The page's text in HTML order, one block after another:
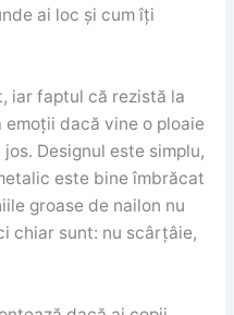
ai loc și cum îți
iar faptul că rezistă la
emoții dacă vine o ploaie
Designul este simplu,
este bine îmbrăcat
groase de nailon nu
chiar sunt: nu scârțâie,